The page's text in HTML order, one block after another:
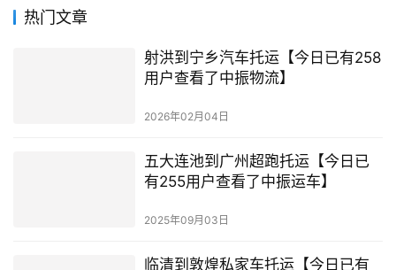
热门文章
射洪到宁乡汽车托运【今日已有258
用户查看了中振物流】
2026年02月04日
五大连池到广州超跑托运【今日已
有255用户查看了中振运车】
2025年09月03日
临清到敦煌私家车托运【今日已有